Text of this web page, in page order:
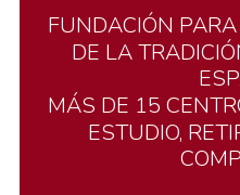
FUNDACIÓN PARA
DE LA
MÁS DE 15
ESTUDIO,